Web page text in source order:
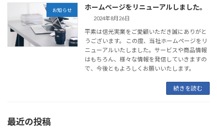
お知らせ ホームページをリニューアルしました。
2024年8月26日
平素は信光実業をご愛顧いただき誠にありがと
うございます。 この度、当社ホームページをリ
ニューアルいたしました。サービスや商品情報
はもちろん、様々な情報を発信していきますの
で、今後ともよろしくお願いいたします。
続きを読む
最近の投稿